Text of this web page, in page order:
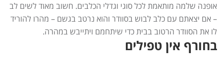
אופנה שלמה מותאמת לכל סוגי וגדלי הכלבים. חשוב מאוד לשים לב
– אם יצאתם עם כלב לבוש בסוודר והוא נרטב בגשם – מהרו להוריד
לו את הסוודר הרטוב בבית כדי שיתחמם ויתייבש במהרה.
בחורף אין טפילים